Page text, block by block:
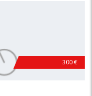
300 €